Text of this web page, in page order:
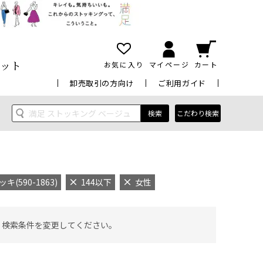
ト お気に入り マイページ カート
卸売取引の方向け ご利用ガイド
検索 こだわり検索
キ(590-1863) 144以下 女性
索条件を変更してください。